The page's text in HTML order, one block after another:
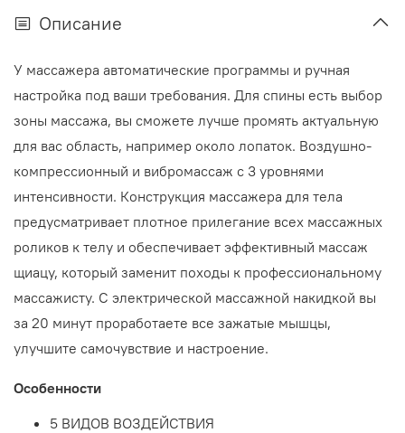
Описание
У массажера автоматические программы и ручная
настройка под ваши требования. Для спины есть выбор
зоны массажа, вы сможете лучше промять актуальную
для вас область, например около лопаток. Воздушно-
компрессионный и вибромассаж с 3 уровнями
интенсивности. Конструкция массажера для тела
предусматривает плотное прилегание всех массажных
роликов к телу и обеспечивает эффективный массаж
щиацу, который заменит походы к профессиональному
массажисту. С электрической массажной накидкой вы
за 20 минут проработаете все зажатые мышцы,
улучшите самочувствие и настроение.
Особенности
5 ВИДОВ ВОЗДЕЙСТВИЯ